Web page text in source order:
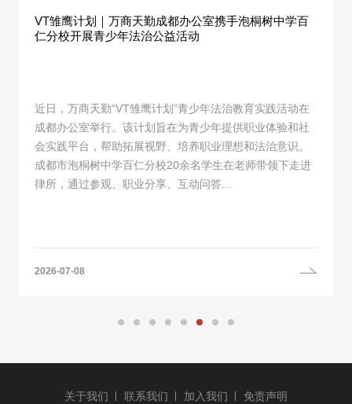
VT雏鹰计划｜万商天勤成都办公室携手泡桐树中学百
仁分校开展青少年法治公益活动
近日，万商天勤“VT雏鹰计划”青少年法治教育实践活动在
成都办公室举行。该计划旨在为青少年提供职业体验和社
会实践平台，帮助拓展视野、培养职业理想和法治意识。
成都市泡桐树中学百仁分校20余名学生在老师带领下走进
律所，通过参观、职业分享、互动问答...
2026-07-08
关于我们 联系我们 加入我们 免责声明